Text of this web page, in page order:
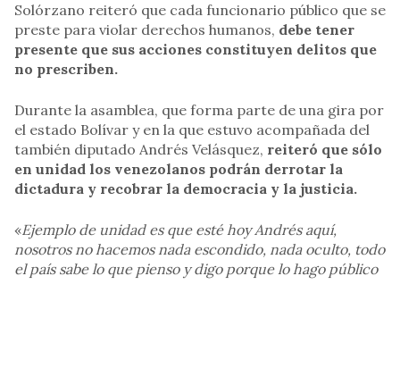
Solórzano reiteró que cada funcionario público que se
preste para violar derechos humanos, debe tener
presente que sus acciones constituyen delitos que
no prescriben.
Durante la asamblea, que forma parte de una gira por
el estado Bolívar y en la que estuvo acompañada del
también diputado Andrés Velásquez, reiteró que sólo
en unidad los venezolanos podrán derrotar la
dictadura y recobrar la democracia y la justicia.
«Ejemplo de unidad es que esté hoy Andrés aquí,
nosotros no hacemos nada escondido, nada oculto, todo
el país sabe lo que pienso y digo porque lo hago público